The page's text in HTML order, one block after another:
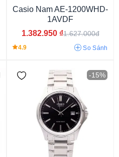
30atm 100atm
Casio Nam AE-1200WHD-
1AVDF
1.382.950 ₫1.627.000đ
4.9 So Sánh
-15%